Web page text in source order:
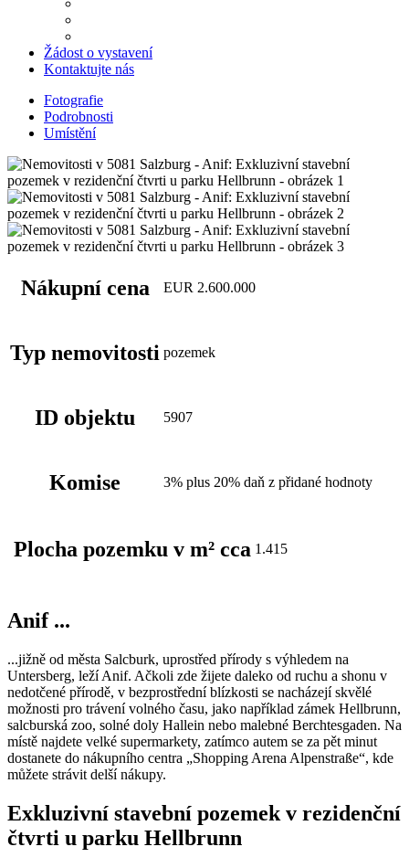
Žádost o vystavení
Kontaktujte nás
Fotografie
Podrobnosti
Umístění
Nákupní cena EUR 2.600.000
Typ nemovitosti pozemek
ID objektu 5907
Komise 3% plus 20% daň z přidané hodnoty
Plocha pozemku v m² cca 1.415
Anif ...
...jižně od města Salcburk, uprostřed přírody s výhledem na
Untersberg, leží Anif. Ačkoli zde žijete daleko od ruchu a shonu v
nedotčené přírodě, v bezprostřední blízkosti se nacházejí skvělé
možnosti pro trávení volného času, jako například zámek Hellbrunn,
salcburská zoo, solné doly Hallein nebo malebné Berchtesgaden. Na
místě najdete velké supermarkety, zatímco autem se za pět minut
dostanete do nákupního centra „Shopping Arena Alpenstraße“, kde
můžete strávit delší nákupy.
Exkluzivní stavební pozemek v rezidenční
čtvrti u parku Hellbrunn